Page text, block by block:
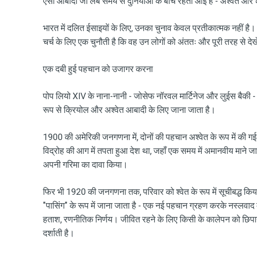
भारत में दलित ईसाइयों के लिए, उनका चुनाव केवल प्रतीकात्मक नहीं
चर्च के लिए एक चुनौती है कि वह उन लोगों को अंततः और पूरी तरह से
एक दबी हुई पहचान को उजागर करना
पोप लियो XIV के नाना-नानी - जोसेफ नॉरवल मार्टिनेज और लुईस बैकी
रूप से क्रियोल और अश्वेत आबादी के लिए जाना जाता है।
1900 की अमेरिकी जनगणना में, दोनों की पहचान अश्वेत के रूप में की
विद्रोह की आग में तपता हुआ देश था, जहाँ एक समय में अमानवीय माने
अपनी गरिमा का दावा किया।
फिर भी 1920 की जनगणना तक, परिवार को श्वेत के रूप में सूचीबद्ध
"पासिंग" के रूप में जाना जाता है - एक नई पहचान ग्रहण करके नस्लवाद
हताश, रणनीतिक निर्णय। जीवित रहने के लिए किसी के कालेपन को
दर्शाती है।